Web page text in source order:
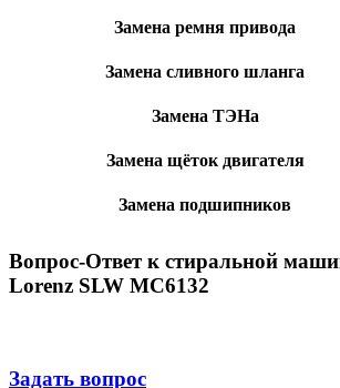
Замена ремня привода
Замена сливного шланга
Замена ТЭНа
Замена щёток двигателя
Замена подшипников
Вопрос-Ответ к стиральной
Lorenz SLW MC6132
Задать вопрос